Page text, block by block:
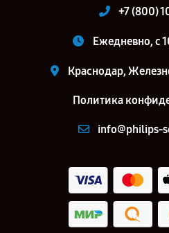
+7 (800)
Ежедневно, с
Краснодар,
Политика
info@philips-